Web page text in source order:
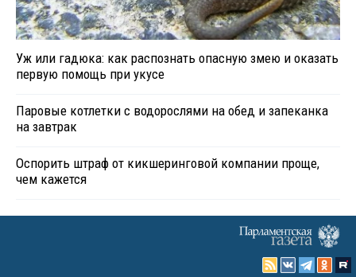
Уж или гадюка: как распознать опасную змею и оказать
первую помощь при укусе
Паровые котлетки с водорослями на обед и запеканка
на завтрак
Оспорить штраф от кикшеринговой компании проще,
чем кажется